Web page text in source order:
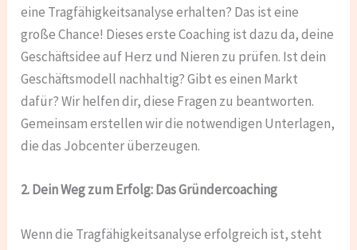
eine Tragfähigkeitsanalyse erhalten? Das ist eine
große Chance! Dieses erste Coaching ist dazu da, deine
Geschäftsidee auf Herz und Nieren zu prüfen. Ist dein
Geschäftsmodell nachhaltig? Gibt es einen Markt
dafür? Wir helfen dir, diese Fragen zu beantworten.
Gemeinsam erstellen wir die notwendigen Unterlagen,
die das Jobcenter überzeugen.
2. Dein Weg zum Erfolg: Das Gründercoaching
Wenn die Tragfähigkeitsanalyse erfolgreich ist, steht